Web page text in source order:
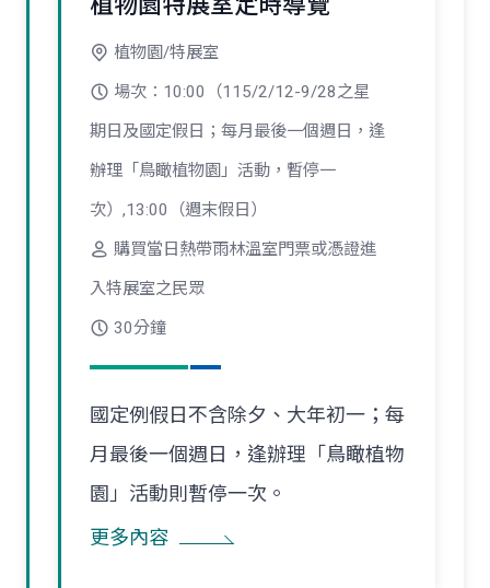
植物園/特展室
場次：10:00（115/2/12-9/28之星
期日及國定假日；每月最後一個週日，逢
辦理「鳥瞰植物園」活動，暫停一
次）,13:00（週末假日）
購買當日熱帶雨林溫室門票或憑證進
入特展室之民眾
30分鐘
國定例假日不含除夕、大年初一；每
月最後一個週日，逢辦理「鳥瞰植物
園」活動則暫停一次。
更多內容